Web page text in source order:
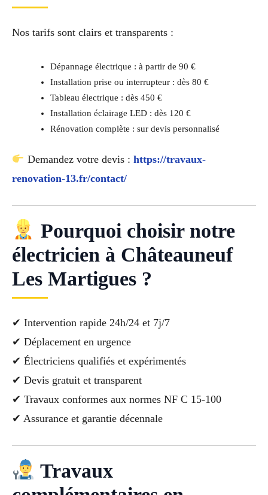
Nos tarifs sont clairs et transparents :
Dépannage électrique : à partir de 90 €
Installation prise ou interrupteur : dès 80 €
Tableau électrique : dès 450 €
Installation éclairage LED : dès 120 €
Rénovation complète : sur devis personnalisé
Demandez votre devis : https://travaux-
renovation-13.fr/contact/
Pourquoi choisir notre
électricien à Châteauneuf
Les Martigues ?
✔ Intervention rapide 24h/24 et 7j/7
✔ Déplacement en urgence
✔ Électriciens qualifiés et expérimentés
✔ Devis gratuit et transparent
✔ Travaux conformes aux normes NF C 15-100
✔ Assurance et garantie décennale
Travaux